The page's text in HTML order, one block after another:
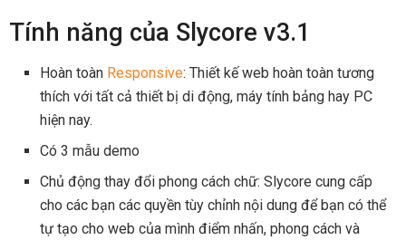
Tính năng của Slycore v3.1
Hoàn toàn Responsive: Thiết kế web hoàn toàn tương
thích với tất cả thiết bị di động, máy tính bảng hay PC
hiện nay.
Có 3 mẫu demo
Chủ động thay đổi phong cách chữ: Slycore cung cấp
cho các bạn các quyền tùy chỉnh nội dung để bạn có thể
tự tạo cho web của mình điểm nhấn, phong cách và